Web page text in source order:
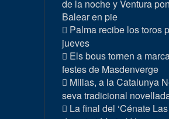
de la noche y Ventura
Balear en pie
Palma recibe los toros
jueves
Els bous tornen a
festes de Masdenverge
Millas, a la Catalunya
seva tradicional
La final del ‘Cénate